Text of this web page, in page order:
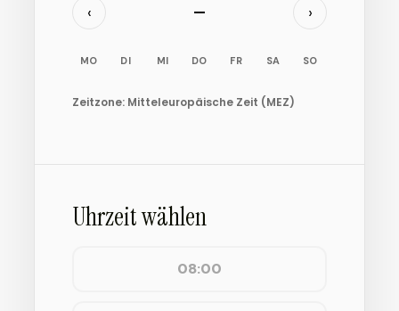
‹ — ›
MO DI MI DO FR SA SO
Zeitzone: Mitteleuropäische Zeit (MEZ)
Uhrzeit wählen
08:00